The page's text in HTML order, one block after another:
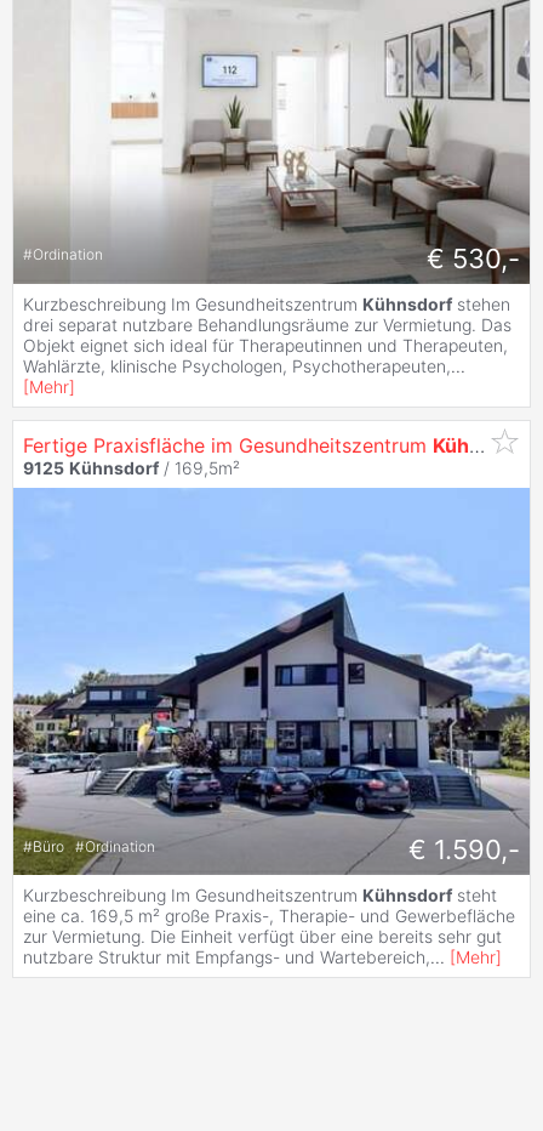
#Ordination € 530,-
Kurzbeschreibung Im Gesundheitszentrum Kühnsdorf stehen
drei separat nutzbare Behandlungsräume zur Vermietung. Das
Objekt eignet sich ideal für Therapeutinnen und Therapeuten,
Wahlärzte, klinische Psychologen, Psychotherapeuten,...
[Mehr]
Fertige Praxisfläche im Gesundheitszentrum Kühnsdorf
9125 Kühnsdorf / 169,5m²
#Büro #Ordination € 1.590,-
Kurzbeschreibung Im Gesundheitszentrum Kühnsdorf steht
eine ca. 169,5 m² große Praxis-, Therapie- und Gewerbefläche
zur Vermietung. Die Einheit verfügt über eine bereits sehr gut
nutzbare Struktur mit Empfangs- und Wartebereich,... [Mehr]